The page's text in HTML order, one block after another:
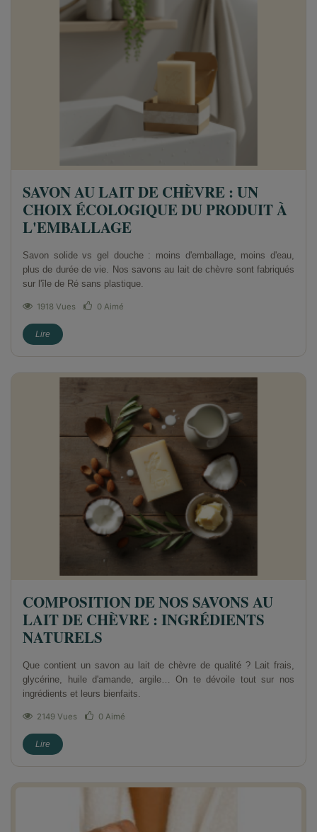
SAVON AU LAIT DE CHÈVRE : UN
CHOIX ÉCOLOGIQUE DU PRODUIT À
L'EMBALLAGE
1918 Vues 0 Aimé
Savon solide vs gel douche : moins d'emballage, moins d'eau,
plus de durée de vie. Nos savons au lait de chèvre sont fabriqués
sur l'île de Ré sans plastique.
Lire
COMPOSITION DE NOS SAVONS AU
LAIT DE CHÈVRE : INGRÉDIENTS
NATURELS
2149 Vues 0 Aimé
Que contient un savon au lait de chèvre de qualité ? Lait frais,
glycérine, huile d'amande, argile… On te dévoile tout sur nos
ingrédients et leurs bienfaits.
Lire